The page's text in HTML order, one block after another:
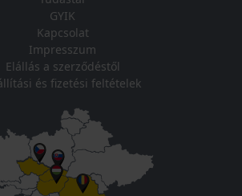
GYIK
Kapcsolat
Impresszum
Elállás a szerződéstől
és fizetési feltételek